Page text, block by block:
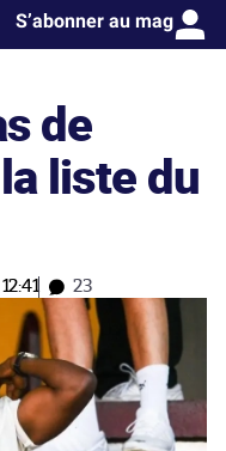
S’abonner au mag
de
liste du
23